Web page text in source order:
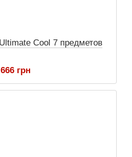
Cool 7 предметов
грн